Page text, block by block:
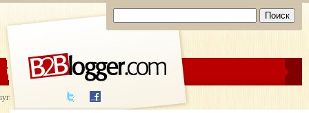
ЦЕНЫ ПОМОЩЬ
написания